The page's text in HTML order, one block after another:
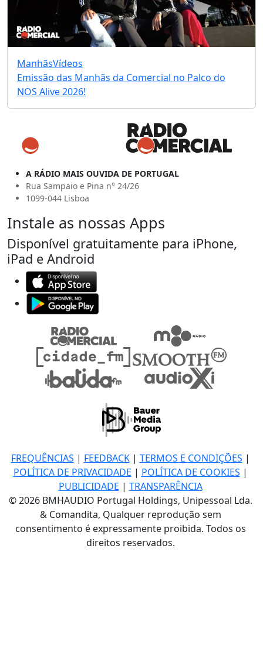
ManhãsVídeos
Emissão das Manhãs da Comercial no Palco do
NOS Alive 2026!
A RÁDIO MAIS OUVIDA DE PORTUGAL
Rua Sampaio e Pina n° 24/26
1099-044 Lisboa
Instale as nossas Apps
Disponível gratuitamente para iPhone,
iPad e Android
FREQUÊNCIAS | FEEDBACK| TERMOS E CONDIÇÕES |
POLÍTICA DE PRIVACIDADE | POLÍTICA DE COOKIES |
PUBLICIDADE | TRANSPARÊNCIA
© 2026 BMHAUDIO Portugal Holdings, Unipessoal Lda.
& Comandita, Qualquer reprodução sem
consentimento é expressamente proibida. Todos os
direitos reservados.